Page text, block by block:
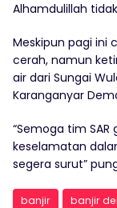
Alhamdulillah
Meskipun pagi ini
cerah, namun
air dari Sungai
Karanganyar
“Semoga tim
keselamatan
segera surut”
banjir banjir